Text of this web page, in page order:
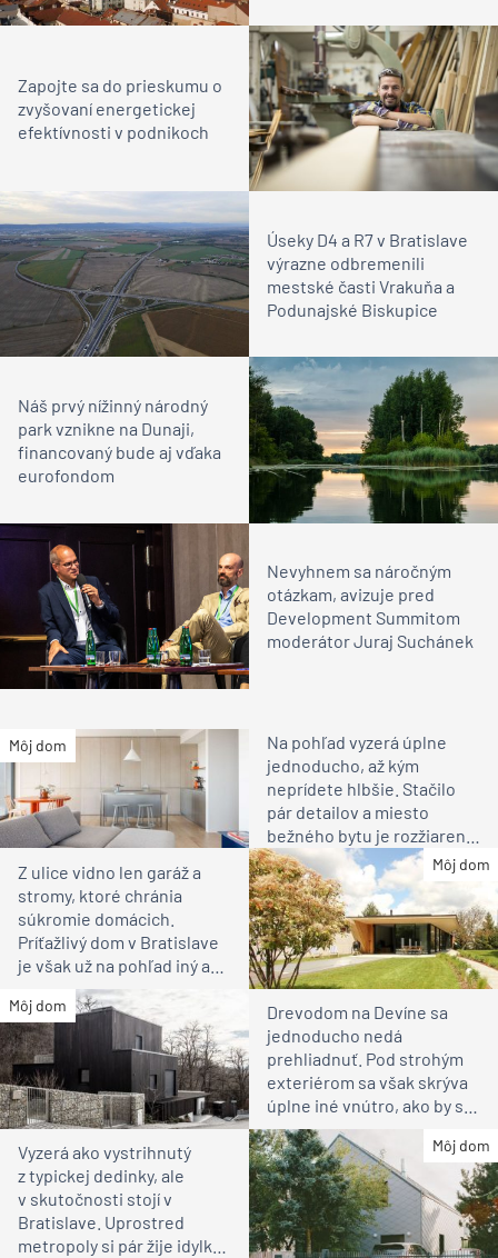
Zapojte sa do prieskumu o
zvyšovaní energetickej
efektívnosti v podnikoch
Úseky D4 a R7 v Bratislave
výrazne odbremenili
mestské časti Vrakuňa a
Podunajské Biskupice
Náš prvý nížinný národný
park vznikne na Dunaji,
financovaný bude aj vďaka
eurofondom
Nevyhnem sa náročným
otázkam, avizuje pred
Development Summitom
moderátor Juraj Suchánek
Môj dom
Na pohľad vyzerá úplne
jednoducho, až kým
neprídete hlbšie. Stačilo
pár detailov a miesto
bežného bytu je rozžiarené
bývanie pre rodinu
Môj dom
Z ulice vidno len garáž a
stromy, ktoré chránia
súkromie domácich.
Príťažlivý dom v Bratislave
je však už na pohľad iný ako
susedia
Môj dom
Drevodom na Devíne sa
jednoducho nedá
prehliadnuť. Pod strohým
exteriérom sa však skrýva
úplne iné vnútro, ako by ste
čakali
Môj dom
Vyzerá ako vystrihnutý
z typickej dedinky, ale
v skutočnosti stojí v
Bratislave. Uprostred
metropoly si pár žije idylku